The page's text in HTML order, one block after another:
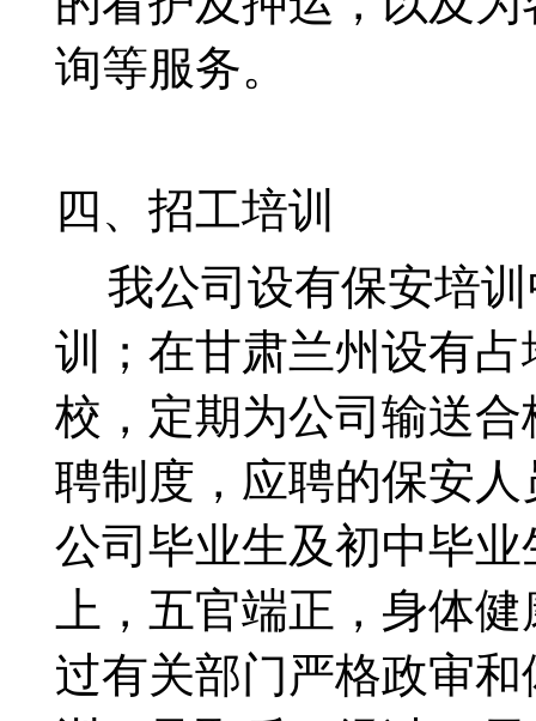
询等服务。
四、招工培训
我公司设有保安培训
训；在甘肃兰州设有
校，定期为公司输送
聘制度，应聘的保安
公司毕业生及初中毕
上，五官端正，身体
过有关部门严格政审